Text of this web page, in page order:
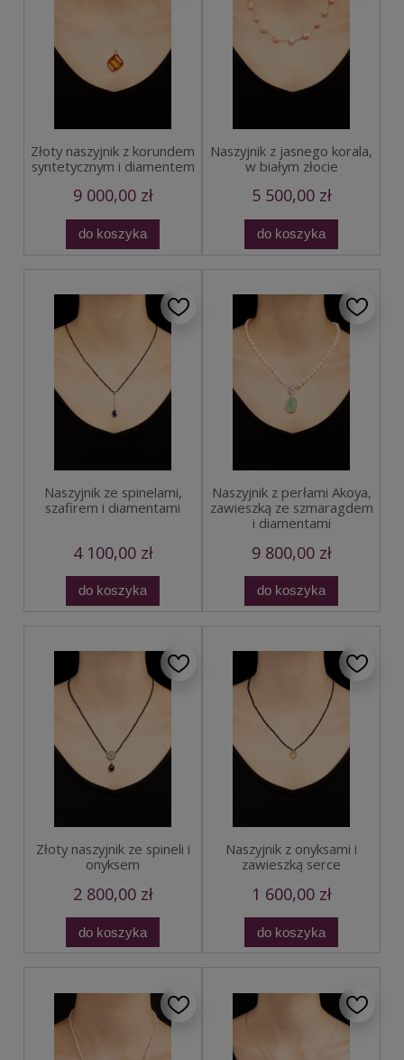
Złoty naszyjnik z korundem
syntetycznym i diamentem
9 000,00 zł
do koszyka
Naszyjnik z jasnego korala,
w białym złocie
5 500,00 zł
do koszyka
Naszyjnik ze spinelami,
szafirem i diamentami
4 100,00 zł
do koszyka
Naszyjnik z perłami Akoya,
zawieszką ze szmaragdem
i diamentami
9 800,00 zł
do koszyka
Złoty naszyjnik ze spineli i
onyksem
2 800,00 zł
do koszyka
Naszyjnik z onyksami i
zawieszką serce
1 600,00 zł
do koszyka